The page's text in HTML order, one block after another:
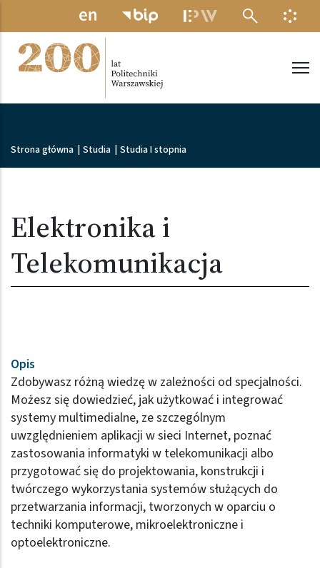
Przejdź do treści
MENU
Ścieżka nawigacyjna
Strona główna Studia Studia I stopnia
Elektronika i
Telekomunikacja
Opis
Zdobywasz różną wiedzę w zależności od specjalności.
Możesz się dowiedzieć, jak użytkować i integrować
systemy multimedialne, ze szczególnym
uwzględnieniem aplikacji w sieci Internet, poznać
zastosowania informatyki w telekomunikacji albo
przygotować się do projektowania, konstrukcji i
twórczego wykorzystania systemów służących do
przetwarzania informacji, tworzonych w oparciu o
techniki komputerowe, mikroelektroniczne i
optoelektroniczne.